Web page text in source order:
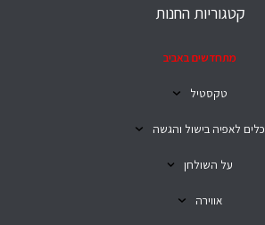
קטגוריות החנות
מתחדשים באביב
טקסטיל
כלים לאפיה בישול והגשה
על השולחן
אווירה